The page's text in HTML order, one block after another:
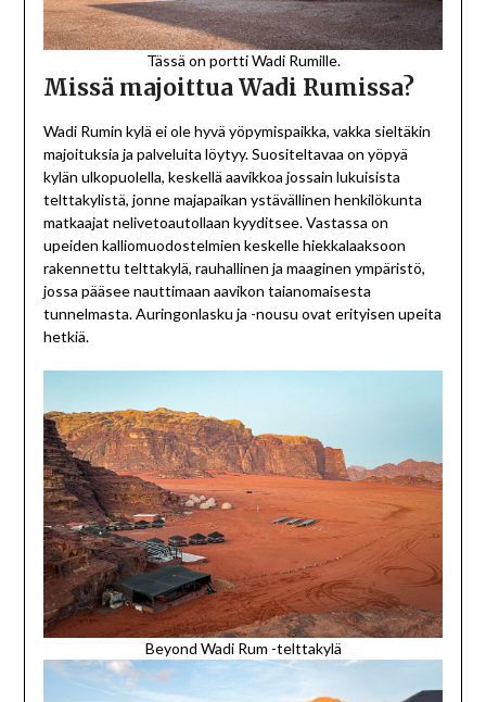
Tässä on portti Wadi Rumille.
Missä majoittua Wadi Rumissa?
Wadi Rumin kylä ei ole hyvä yöpymispaikka, vakka sieltäkin
majoituksia ja palveluita löytyy. Suositeltavaa on yöpyä
kylän ulkopuolella, keskellä aavikkoa jossain lukuisista
telttakylistä, jonne majapaikan ystävällinen henkilökunta
matkaajat nelivetoautollaan kyyditsee. Vastassa on
upeiden kalliomuodostelmien keskelle hiekkalaaksoon
rakennettu telttakylä, rauhallinen ja maaginen ympäristö,
jossa pääsee nauttimaan aavikon taianomaisesta
tunnelmasta. Auringonlasku ja -nousu ovat erityisen upeita
hetkiä.
Beyond Wadi Rum -telttakylä